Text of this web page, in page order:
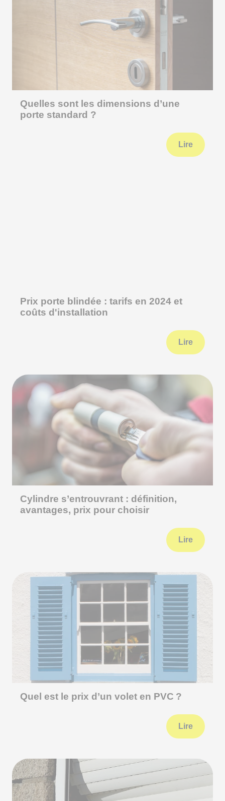
Quelles sont les dimensions d’une
porte standard ?
Lire
Prix porte blindée : tarifs en 2024 et
coûts d'installation
Lire
Cylindre s’entrouvrant : définition,
avantages, prix pour choisir
Lire
Quel est le prix d’un volet en PVC ?
Lire